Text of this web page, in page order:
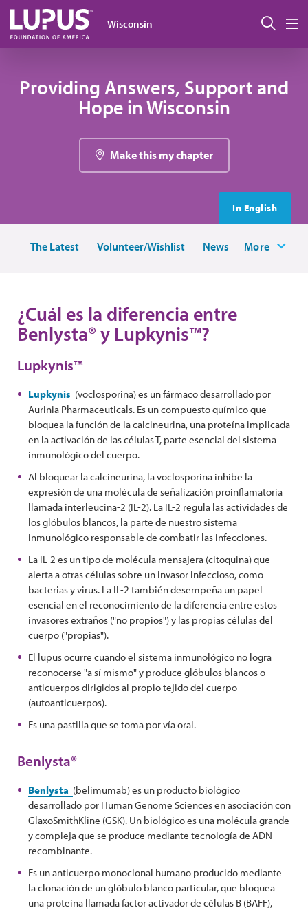
Pasar al contenido principal
Wisconsin
Providing Answers, Support and
Hope in Wisconsin
Make this my chapter
In English
The Latest Volunteer/Wishlist News More
¿Cuál es la diferencia entre
Benlysta® y Lupkynis™?
Lupkynis™
Lupkynis (voclosporina) es un fármaco desarrollado por
Aurinia Pharmaceuticals. Es un compuesto químico que
bloquea la función de la calcineurina, una proteína implicada
en la activación de las células T, parte esencial del sistema
inmunológico del cuerpo.
Al bloquear la calcineurina, la voclosporina inhibe la
expresión de una molécula de señalización proinflamatoria
llamada interleucina-2 (IL-2). La IL-2 regula las actividades de
los glóbulos blancos, la parte de nuestro sistema
inmunológico responsable de combatir las infecciones.
La IL-2 es un tipo de molécula mensajera (citoquina) que
alerta a otras células sobre un invasor infeccioso, como
bacterias y virus. La IL-2 también desempeña un papel
esencial en el reconocimiento de la diferencia entre estos
invasores extraños ("no propios") y las propias células del
cuerpo ("propias").
El lupus ocurre cuando el sistema inmunológico no logra
reconocerse "a sí mismo" y produce glóbulos blancos o
anticuerpos dirigidos al propio tejido del cuerpo
(autoanticuerpos).
Es una pastilla que se toma por vía oral.
Benlysta®
Benlysta (belimumab) es un producto biológico
desarrollado por Human Genome Sciences en asociación con
GlaxoSmithKline (GSK). Un biológico es una molécula grande
y compleja que se produce mediante tecnología de ADN
recombinante.
Es un anticuerpo monoclonal humano producido mediante
la clonación de un glóbulo blanco particular, que bloquea
una proteína llamada factor activador de células B (BAFF),